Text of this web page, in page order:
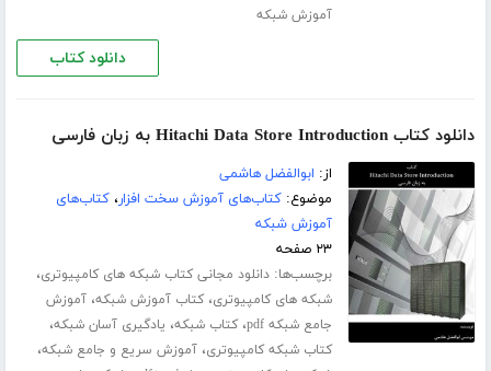
آموزش شبکه
دانلود کتاب
دانلود کتاب Hitachi Data Store Introduction به زبان فارسی
از: ابوالفضل هاشمی
موضوع:کتاب‌های آموزش سخت افزار،کتاب‌های
آموزش شبکه
۲۳ صفحه
برچسب‌ها:دانلود مجانی کتاب شبکه های کامپیوتری،
شبکه های کامپیوتری،کتاب آموزش شبکه،آموزش
جامع شبکه pdf
،کتاب شبکه، یادگیری آسان شبکه،
کتاب شبکه کامپیوتری،آموزش سریع و جامع شبکه،